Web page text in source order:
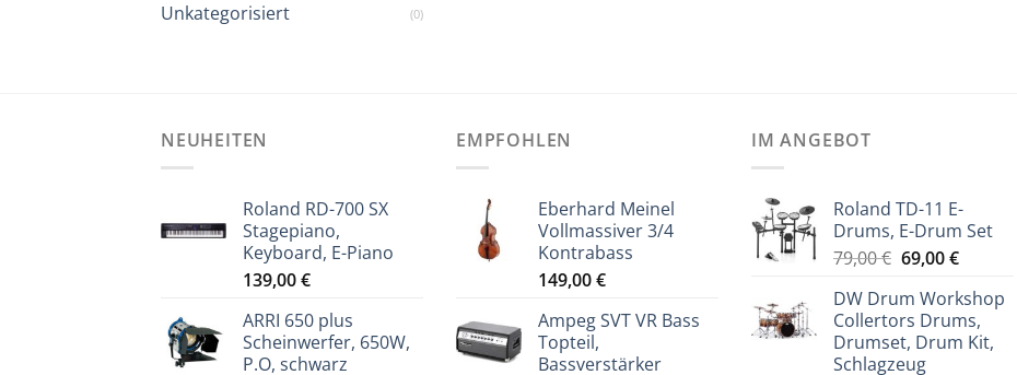
Unkategorisiert (0)
NEUHEITEN
Roland RD-700 SX
Stagepiano,
Keyboard, E-Piano
139,00€
ARRI 650 plus
Scheinwerfer, 650W,
P.O, schwarz
EMPFOHLEN
Eberhard Meinel
Vollmassiver 3/4
Kontrabass
149,00€
Ampeg SVT VR Bass
Topteil,
Bassverstärker
IM ANGEBOT
Roland TD-11 E-
Drums, E-Drum Set
79,00€ Ursprünglicher
war:
79,00 €
69,00€
ist:
69,00 €.
DW Drum Workshop
Collertors Drums,
Drumset, Drum Kit,
Schlagzeug